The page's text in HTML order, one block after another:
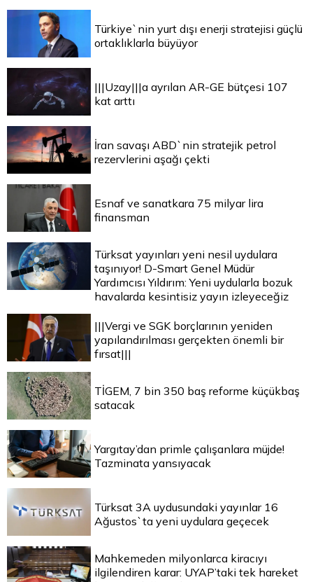
Türkiye`nin yurt dışı enerji stratejisi güçlü
ortaklıklarla büyüyor
|||Uzay|||a ayrılan AR-GE bütçesi 107
kat arttı
İran savaşı ABD`nin stratejik petrol
rezervlerini aşağı çekti
Esnaf ve sanatkara 75 milyar lira
finansman
Türksat yayınları yeni nesil uydulara
taşınıyor! D-Smart Genel Müdür
Yardımcısı Yıldırım: Yeni uydularla bozuk
havalarda kesintisiz yayın izleyeceğiz
|||Vergi ve SGK borçlarının yeniden
yapılandırılması gerçekten önemli bir
fırsat|||
TİGEM, 7 bin 350 baş reforme küçükbaş
satacak
Yargıtay’dan primle çalışanlara müjde!
Tazminata yansıyacak
Türksat 3A uydusundaki yayınlar 16
Ağustos`ta yeni uydulara geçecek
Mahkemeden milyonlarca kiracıyı
ilgilendiren karar: UYAP’taki tek hareket